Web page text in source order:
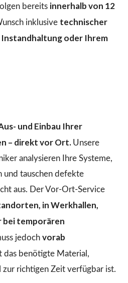
bereits innerhalb von 12
inklusive technischer
oder Ihrem
und Einbau Ihrer
– direkt vor Ort. Unsere
analysieren Ihre Systeme,
und tauschen defekte
aus. Der Vor-Ort-Service
in Werkhallen,
bei temporären
jedoch vorab
das benötigte Material,
zur richtigen Zeit verfügbar ist.